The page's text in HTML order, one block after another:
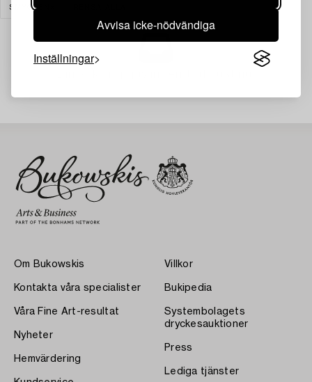
Avvisa icke-nödvändiga
Inställningar
SMYCKEN
Om Bukowskis
Kontakta våra specialister
Våra Fine Art-resultat
Nyheter
Hemvärdering
Villkor
Bukipedia
Systembolagets
dryckesauktioner
Press
Lediga tjänster